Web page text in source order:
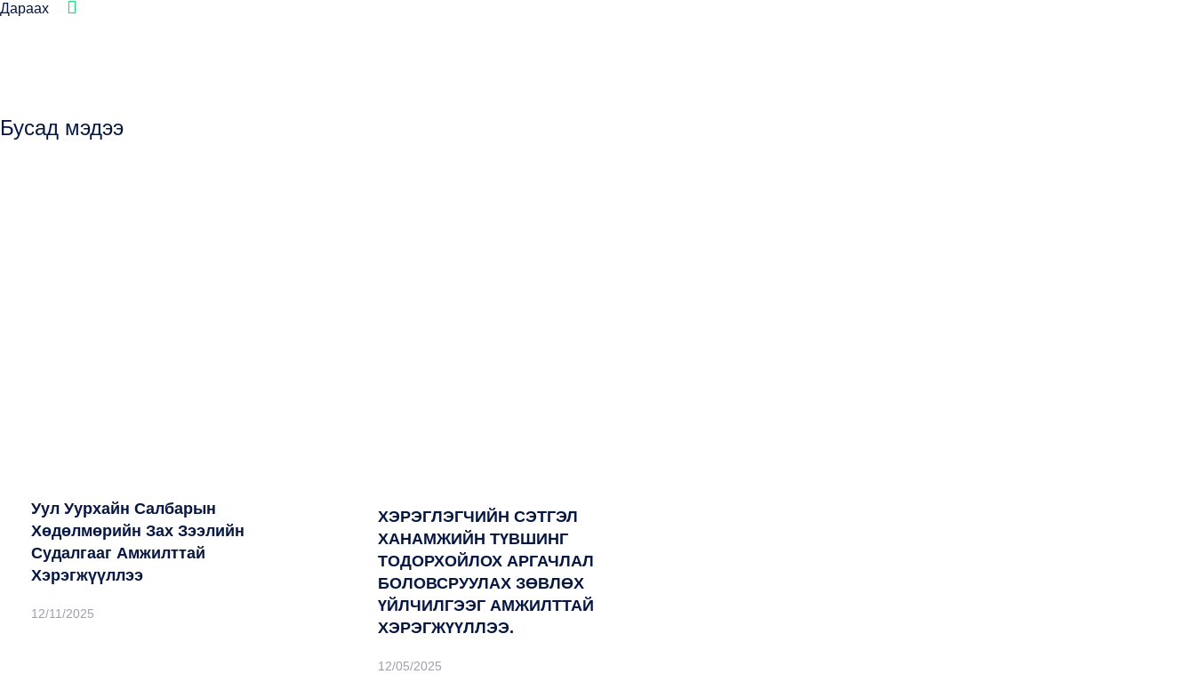
Дараах
Бусад мэдээ
Уул Уурхайн Салбарын
Хөдөлмөрийн Зах Зээлийн
Судалгааг Амжилттай
Хэрэгжүүллээ
12/11/2025
ХЭРЭГЛЭГЧИЙН СЭТГЭЛ
ХАНАМЖИЙН ТҮВШИНГ
ТОДОРХОЙЛОХ АРГАЧЛАЛ
БОЛОВСРУУЛАХ ЗӨВЛӨХ
ҮЙЛЧИЛГЭЭГ АМЖИЛТТАЙ
ХЭРЭГЖҮҮЛЛЭЭ.
12/05/2025